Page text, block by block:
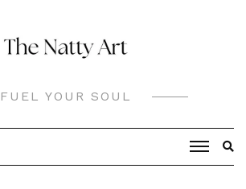
FUEL YOUR SOUL